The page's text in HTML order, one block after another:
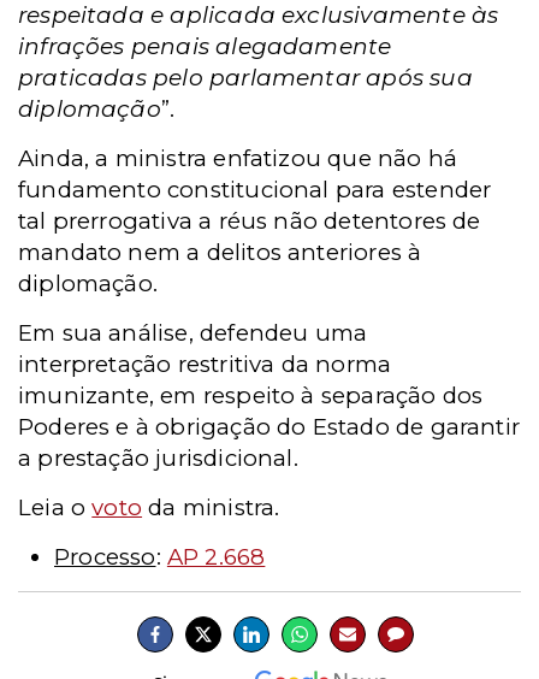
respeitada e aplicada exclusivamente às
infrações penais alegadamente
praticadas pelo parlamentar após sua
diplomação”.
Ainda, a ministra enfatizou que não há
fundamento constitucional para estender
tal prerrogativa a réus não detentores de
mandato nem a delitos anteriores à
diplomação.
Em sua análise, defendeu uma
interpretação restritiva da norma
imunizante, em respeito à separação dos
Poderes e à obrigação do Estado de garantir
a prestação jurisdicional.
Leia ovoto da ministra.
Processo: AP 2.668